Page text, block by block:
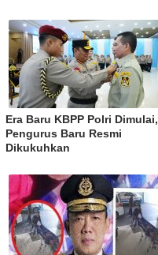
Era Baru KBPP Polri Dimulai,
Pengurus Baru Resmi
Dikukuhkan